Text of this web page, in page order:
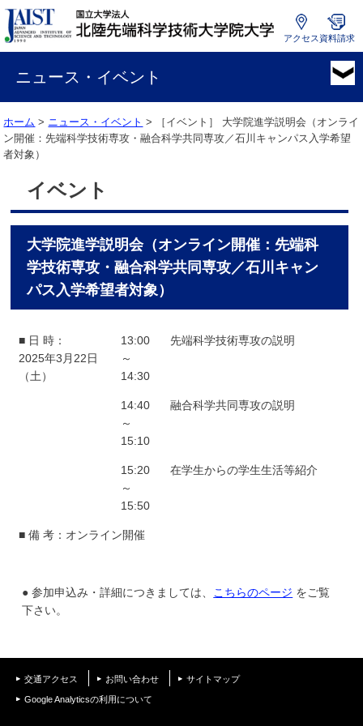
国
学
法
人
北
端
アクセス 資料請求
ニュース・イベント
ホーム > ニュース・イベント > ［イベント］ 大学院進学説明会（オンライ
ン開催：先端科学技術専攻・融合科学共同専攻／石川キャンパス入学希望
者対象）
イベント
大学院進学説明会（オンライン開催：先端科
学技術専攻・融合科学共同専攻／石川キャン
パス入学希望者対象）
■ 日 時：
2025年3月22日
（土）
13:00
～
14:30
先端科学技術専攻の説明
14:40
～
15:10
融合科学共同専攻の説明
15:20
～
15:50
在学生からの学生生活等紹介
■ 備 考：オンライン開催
● 参加申込み・詳細につきましては、 こちらのページ をご覧
下さい。
交通アクセス お問い合わせ サイトマップ
Google Analyticsの利用について